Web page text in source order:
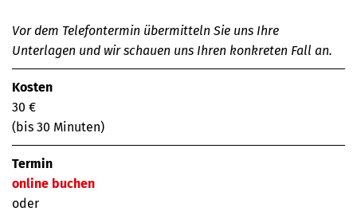
Vor dem Telefontermin übermitteln Sie uns Ihre
Unterlagen und wir schauen uns Ihren konkreten Fall an.
Kosten
30 €
(bis 30 Minuten)
Termin
online buchen
oder